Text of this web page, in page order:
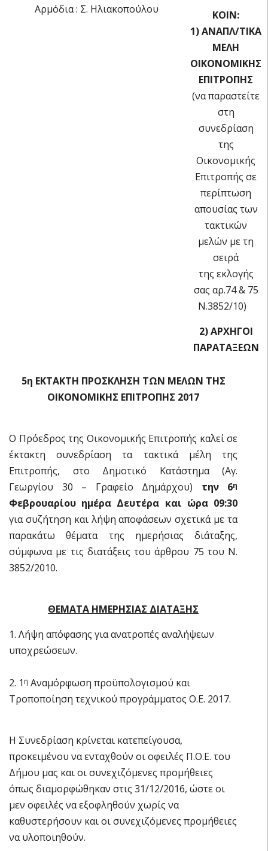
Αρμόδια : Σ. Ηλιακοπούλου
ΚΟΙΝ:
1) ΑΝΑΠΛ/ΤΙΚΑ
ΜΕΛΗ
ΟΙΚΟΝΟΜΙΚΗΣ
ΕΠΙΤΡΟΠΗΣ
(να παραστείτε
στη
συνεδρίαση
της
Οικονομικής
Επιτροπής σε
περίπτωση
απουσίας των
τακτικών
μελών με τη
σειρά
της εκλογής
σας αρ.74 & 75
Ν.3852/10)
2) ΑΡΧΗΓΟΙ
ΠΑΡΑΤΑΞΕΩΝ
5η ΕΚΤΑΚΤΗ ΠΡΟΣΚΛΗΣΗ ΤΩΝ ΜΕΛΩΝ ΤΗΣ
ΟΙΚΟΝΟΜΙΚΗΣ ΕΠΙΤΡΟΠΗΣ 2017
Ο Πρόεδρος της Οικονομικής Επιτροπής καλεί σε
έκτακτη συνεδρίαση τα τακτικά μέλη της
Επιτροπής, στο Δημοτικό Κατάστημα (Αγ.
Γεωργίου 30 – Γραφείο Δημάρχου) την 6η
Φεβρουαρίου ημέρα Δευτέρα και ώρα 09:30
για συζήτηση και λήψη αποφάσεων σχετικά με τα
παρακάτω θέματα της ημερήσιας διάταξης,
σύμφωνα με τις διατάξεις του άρθρου 75 του Ν.
3852/2010.
ΘΕΜΑΤΑ ΗΜΕΡΗΣΙΑΣ ΔΙΑΤΑΞΗΣ
1. Λήψη απόφασης για ανατροπές αναλήψεων
υποχρεώσεων.
2. 1 η Αναμόρφωση προϋπολογισμού και
Τροποποίηση τεχνικού προγράμματος Ο.Ε. 2017.
Η Συνεδρίαση κρίνεται κατεπείγουσα,
προκειμένου να ενταχθούν οι οφειλές Π.Ο.Ε. του
Δήμου μας και οι συνεχιζόμενες προμήθειες
όπως διαμορφώθηκαν στις 31/12/2016, ώστε οι
μεν οφειλές να εξοφληθούν χωρίς να
καθυστερήσουν και οι συνεχιζόμενες προμήθειες
να υλοποιηθούν.